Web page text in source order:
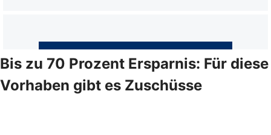
Bis zu 70 Prozent Ersparnis: Für diese
Vorhaben gibt es Zuschüsse